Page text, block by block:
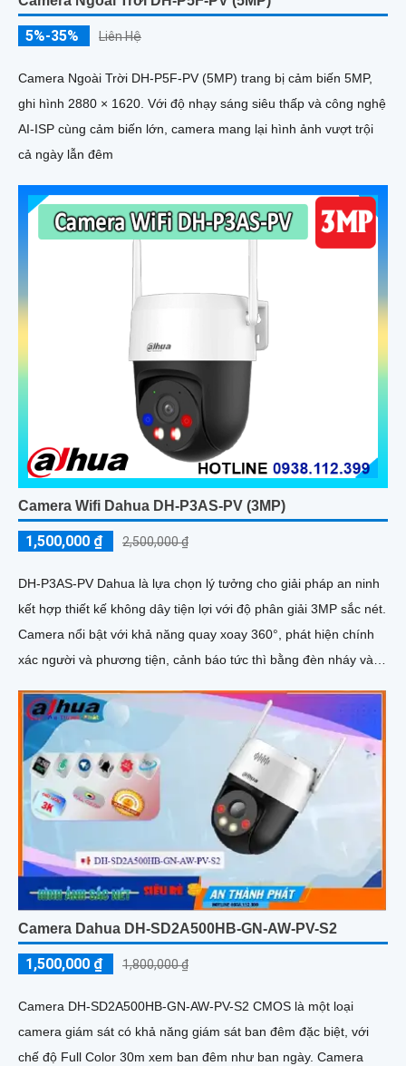
5%-35% Liên Hệ
Camera Ngoài Trời DH-P5F-PV (5MP) trang bị cảm biến 5MP,
ghi hình 2880 × 1620. Với độ nhạy sáng siêu thấp và công nghệ
AI-ISP cùng cảm biến lớn, camera mang lại hình ảnh vượt trội
cả ngày lẫn đêm
Camera Wifi Dahua DH-P3AS-PV (3MP)
1,500,000 ₫ 2,500,000 ₫
DH-P3AS-PV Dahua là lựa chọn lý tưởng cho giải pháp an ninh
kết hợp thiết kế không dây tiện lợi với độ phân giải 3MP sắc nét.
Camera nổi bật với khả năng quay xoay 360°, phát hiện chính
xác người và phương tiện, cảnh báo tức thì bằng đèn nháy và
Camera Dahua DH-SD2A500HB-GN-AW-PV-S2
1,500,000 ₫ 1,800,000 ₫
Camera DH-SD2A500HB-GN-AW-PV-S2 CMOS là một loại
camera giám sát có khả năng giám sát ban đêm đặc biệt, với
chế độ Full Color 30m xem ban đêm như ban ngày. Camera